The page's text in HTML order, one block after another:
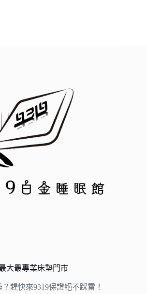
大最專業床墊門市
趕快來9319保證絕不踩雷！